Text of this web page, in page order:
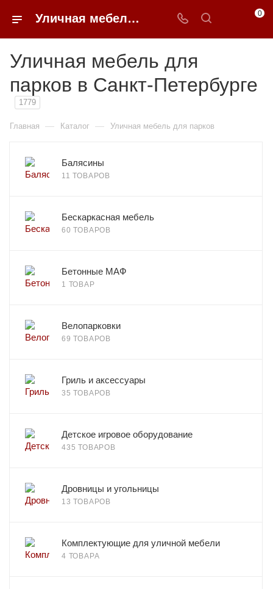
Уличная мебель для парков в Санкт-Петербурге купить по доступным ценам с доставкой от 0ФФЕР.ру 0
Уличная мебель для
парков в Санкт-Петербурге
1779
Главная — Каталог — Уличная мебель для парков
Балясины
11 ТОВАРОВ
Бескаркасная мебель
60 ТОВАРОВ
Бетонные МАФ
1 ТОВАР
Велопарковки
69 ТОВАРОВ
Гриль и аксессуары
35 ТОВАРОВ
Детское игровое оборудование
435 ТОВАРОВ
Дровницы и угольницы
13 ТОВАРОВ
Комплектующие для уличной мебели
4 ТОВАРА